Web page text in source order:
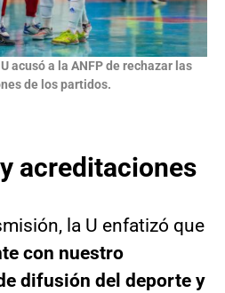
acusó a la ANFP de rechazar las
de los partidos.
acreditaciones
la U enfatizó que
con nuestro
difusión del deporte y